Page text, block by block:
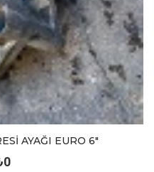
AYAĞI EURO 6"